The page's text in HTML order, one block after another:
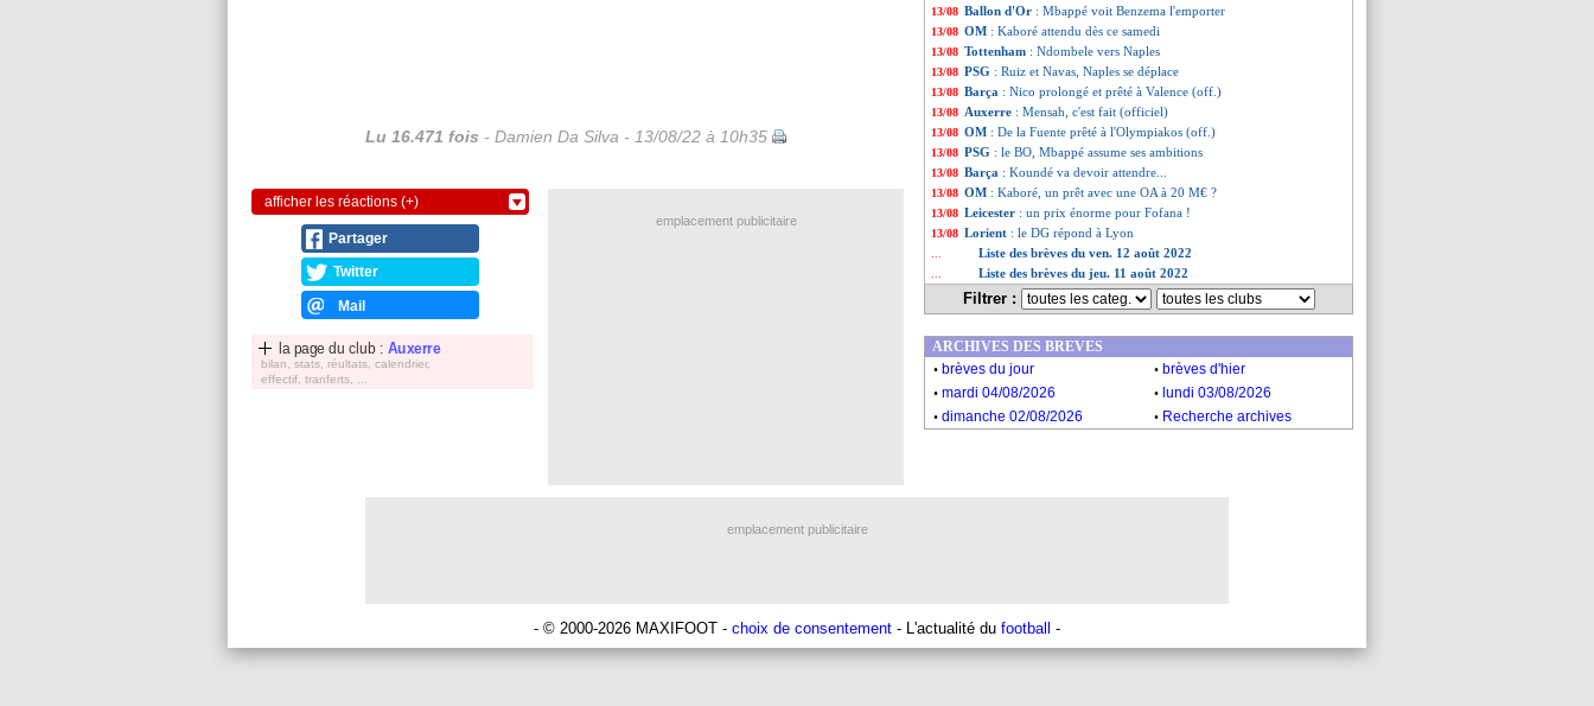
Lu 16.471 fois - Damien Da Silva - 13/08/22 à 10h35
afficher les réactions (+)
Partager
Twitter
Mail
la page du club : Auxerre
bilan, stats, réultats, calendrier,
effectif, tranferts, ...
13/08 Ballon d'Or : Mbappé voit Benzema l'emporter
13/08 OM : Kaboré attendu dès ce samedi
13/08 Tottenham : Ndombele vers Naples
13/08 PSG : Ruiz et Navas, Naples se déplace
13/08 Barça : Nico prolongé et prêté à Valence (off.)
13/08 Auxerre : Mensah, c'est fait (officiel)
13/08 OM : De la Fuente prêté à l'Olympiakos (off.)
13/08 PSG : le BO, Mbappé assume ses ambitions
13/08 Barça : Koundé va devoir attendre...
13/08 OM : Kaboré, un prêt avec une OA à 20 M€ ?
13/08 Leicester : un prix énorme pour Fofana !
13/08 Lorient : le DG répond à Lyon
Liste des brèves du ven. 12 août 2022
Liste des brèves du jeu. 11 août 2022
Filtrer :
emplacement publicitaire
ARCHIVES DES BREVES
. brèves du jour . brèves d'hier
. mardi 04/08/2026 . lundi 03/08/2026
. dimanche 02/08/2026 . Recherche archives
emplacement publicitaire
- © 2000-2026 MAXIFOOT - choix de consentement - L'actualité du football -